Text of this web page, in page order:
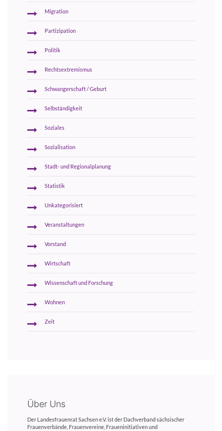
Migration
Partizipation
Politik
Rechtsextremismus
Schwangerschaft / Geburt
Selbständigkeit
Soziales
Sozialisation
Stadt- und Regionalplanung
Statistik
Unkategorisiert
Veranstaltungen
Vorstand
Wirtschaft
Wissenschaft und Forschung
Wohnen
Zeit
Über Uns
Der Landesfrauenrat Sachsen e.V. ist der Dachverband sächsischer
Frauenverbände, Frauenvereine, Fraueninitiativen und